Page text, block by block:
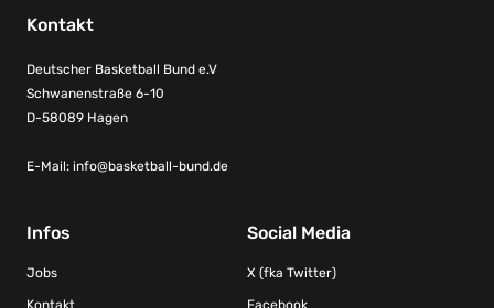
Kontakt
Deutscher Basketball Bund e.V
Schwanenstraße 6-10
D-58089 Hagen
E-Mail: info@basketball-bund.de
Infos
Jobs
Kontakt
Social Media
X (fka Twitter)
Facebook